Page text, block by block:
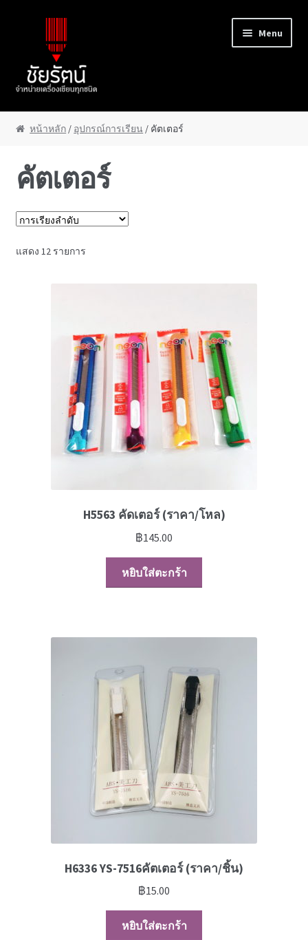
Menu
หน้าแรก
Cart
Checkout
Contact Us
หน้าหลัก / อุปกรณ์การเรียน / คัตเตอร์
คัตเตอร์
แสดง 12 รายการ
H5563 คัดเตอร์ (ราคา/โหล)
฿145.00
หยิบใส่ตะกร้า
H6336 YS-7516คัตเตอร์ (ราคา/ชิ้น)
฿15.00
หยิบใส่ตะกร้า